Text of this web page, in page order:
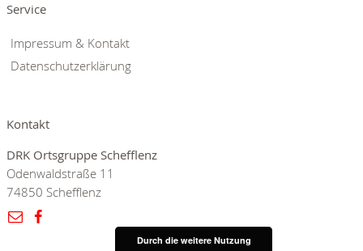
Service
Impressum & Kontakt
Datenschutzerklärung
Kontakt
DRK Ortsgruppe Schefflenz
Odenwaldstraße 11
74850 Schefflenz
Durch die weitere Nutzung
Durch die weitere Nutzung